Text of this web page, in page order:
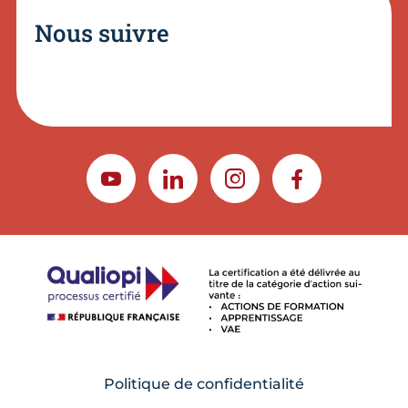
Nous suivre
YOUTUBELINKEDININSTAGRAMFACEBOOK
Politique de confidentialité